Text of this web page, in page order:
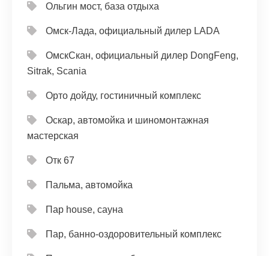
Ольгин мост, база отдыха
Омск-Лада, официальный дилер LADA
ОмскСкан, официальный дилер DongFeng,
Sitrak, Scania
Орто дойду, гостиничный комплекс
Оскар, автомойка и шиномонтажная
мастерская
Отк 67
Пальма, автомойка
Пар house, сауна
Пар, банно-оздоровительный комплекс